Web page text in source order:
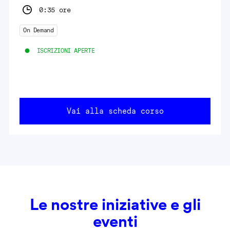
0:35 ore
On Demand
ISCRIZIONI APERTE
Vai alla scheda corso
Le nostre iniziative e gli
eventi